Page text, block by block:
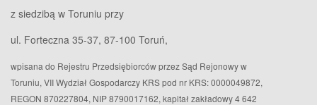
z siedzibą w Toruniu przy
ul. Forteczna 35-37, 87-100 Toruń,
wpisana do Rejestru Przedsiębiorców przez Sąd Rejonowy w
Toruniu, VII Wydział Gospodarczy KRS pod nr KRS: 0000049872,
REGON 870227804, NIP 8790017162, kapitał zakładowy 4 642